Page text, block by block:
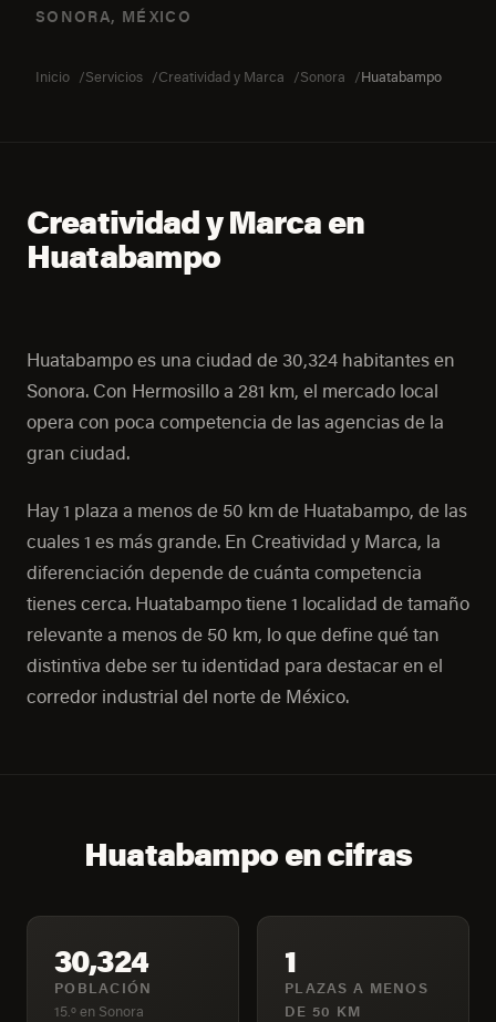
SONORA, MÉXICO
Inicio Servicios Creatividad y Marca Sonora Huatabampo
Creatividad y Marca en
Huatabampo
Huatabampo es una ciudad de 30,324 habitantes en
Sonora. Con Hermosillo a 281 km, el mercado local
opera con poca competencia de las agencias de la
gran ciudad.
Hay 1 plaza a menos de 50 km de Huatabampo, de las
cuales 1 es más grande. En Creatividad y Marca, la
diferenciación depende de cuánta competencia
tienes cerca. Huatabampo tiene 1 localidad de tamaño
relevante a menos de 50 km, lo que define qué tan
distintiva debe ser tu identidad para destacar en el
corredor industrial del norte de México.
Huatabampo en cifras
30,324
POBLACIÓN
15.º en Sonora
1
PLAZAS A MENOS
DE 50 KM